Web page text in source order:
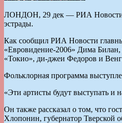
ЛОНДОН, 29 дек — РИА Новости,
эстрады.
Как сообщил РИА Новости
«Евровидение-2006» Дима Билан,
«Токио», ди-джеи Федоров и
Фольклорная программа
«Эти артисты будут выступать и
Он также рассказал о том, что
Хлопонин, губернатор Тверской